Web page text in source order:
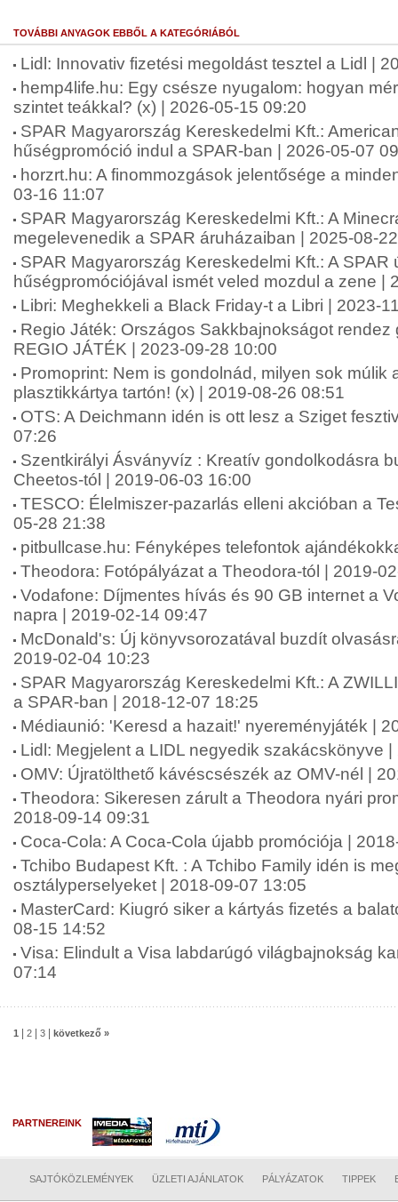
TOVÁBBI ANYAGOK EBBŐL A KATEGÓRIÁBÓL
Lidl: Innovativ fizetési megoldást tesztel a Lidl |
hemp4life.hu: Egy csésze nyugalom: hogyan
szintet teákkal? (x) | 2026-05-15 09:20
SPAR Magyarország Kereskedelmi Kft.:
hűségpromóció indul a SPAR-ban | 2026-05-07
horzrt.hu: A finommozgások jelentősége a
03-16 11:07
SPAR Magyarország Kereskedelmi Kft.: A
megelevenedik a SPAR áruházaiban | 2025-08-
SPAR Magyarország Kereskedelmi Kft.: A SPAR
hűségpromóciójával ismét veled mozdul a zene |
Libri: Meghekkeli a Black Friday-t a Libri | 2023-
Regio Játék: Országos Sakkbajnokságot rendez
REGIO JÁTÉK | 2023-09-28 10:00
Promoprint: Nem is gondolnád, milyen sok múlik
plasztikkártya tartón! (x) | 2019-08-26 08:51
OTS: A Deichmann idén is ott lesz a Sziget
07:26
Szentkirályi Ásványvíz : Kreatív gondolkodásra
Cheetos-tól | 2019-06-03 16:00
TESCO: Élelmiszer-pazarlás elleni akcióban a
05-28 21:38
pitbullcase.hu: Fényképes telefontok
Theodora: Fotópályázat a Theodora-tól | 2019-
Vodafone: Díjmentes hívás és 90 GB internet a
napra | 2019-02-14 09:47
McDonald's: Új könyvsorozatával buzdít
2019-02-04 10:23
SPAR Magyarország Kereskedelmi Kft.: A
a SPAR-ban | 2018-12-07 18:25
Médiaunió: 'Keresd a hazait!' nyereményjáték |
Lidl: Megjelent a LIDL negyedik szakácskönyve
OMV: Újratölthető kávéscsészék az OMV-nél |
Theodora: Sikeresen zárult a Theodora nyári
2018-09-14 09:31
Coca-Cola: A Coca-Cola újabb promóciója |
Tchibo Budapest Kft. : A Tchibo Family idén is
osztályperselyeket | 2018-09-07 13:05
MasterCard: Kiugró siker a kártyás fizetés a
08-15 14:52
Visa: Elindult a Visa labdarúgó világbajnokság
07:14
1 2 3 következő »
PARTNEREINK
SAJTÓKÖZLEMÉNYEK ÜZLETI AJÁNLATOK PÁLYÁZATOK TIPPEK